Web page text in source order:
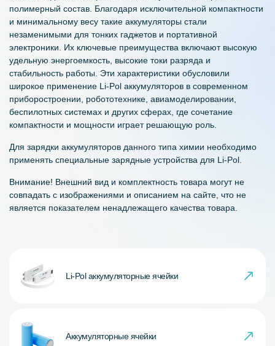
полимерный состав. Благодаря исключительной компактности
и минимальному весу такие аккумуляторы стали
незаменимыми для тонких гаджетов и портативной
электроники. Их ключевые преимущества включают высокую
удельную энергоемкость, высокие токи разряда и
стабильность работы. Эти характеристики обусловили
широкое применение Li-Pol аккумуляторов в современном
приборостроении, робототехнике, авиамоделировании,
беспилотных системах и других сферах, где сочетание
компактности и мощности играет решающую роль.
Для зарядки аккумуляторов данного типа химии необходимо
применять специальные зарядные устройства для Li-Pol.
Внимание! Внешний вид и комплектность товара могут не
совпадать с изображениями и описанием на сайте, что не
является показателем ненадлежащего качества товара.
Li-Pol аккумуляторные ячейки
Аккумуляторные ячейки